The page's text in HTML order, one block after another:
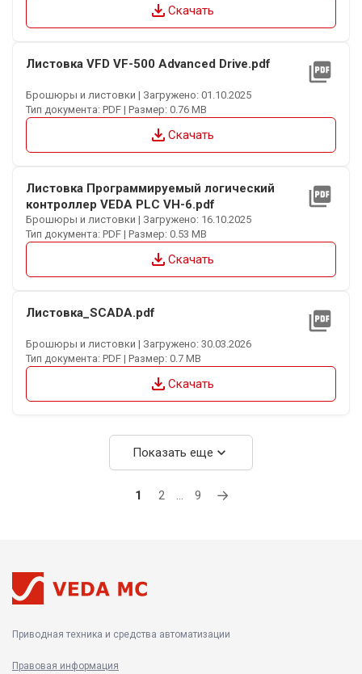
file_download Скачать
Листовка VFD VF-500 Advanced Drive.pdf picture_as_pdf
Брошюры и листовки | Загружено: 01.10.2025
Тип документа: PDF | Размер: 0.76 MB
file_download Скачать
Листовка Программируемый логический
контроллер VEDA PLC VH-6.pdf
picture_as_pdf
Брошюры и листовки | Загружено: 16.10.2025
Тип документа: PDF | Размер: 0.53 MB
file_download Скачать
Листовка_SCADA.pdf picture_as_pdf
Брошюры и листовки | Загружено: 30.03.2026
Тип документа: PDF | Размер: 0.7 MB
file_download Скачать
Показать еще expand_more
1 2 9 →
Приводная техника и средства автоматизации
Правовая информация